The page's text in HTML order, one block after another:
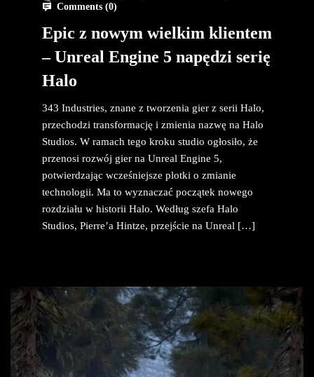
Comments (0)
Epic z nowym wielkim klientem
– Unreal Engine 5 napędzi serię
Halo
343 Industries, znane z tworzenia gier z serii Halo,
przechodzi transformację i zmienia nazwę na Halo
Studios. W ramach tego kroku studio ogłosiło, że
przenosi rozwój gier na Unreal Engine 5,
potwierdzając wcześniejsze plotki o zmianie
technologii. Ma to wyznaczać początek nowego
rozdziału w historii Halo. Według szefa Halo
Studios, Pierre’a Hintze, przejście na Unreal […]